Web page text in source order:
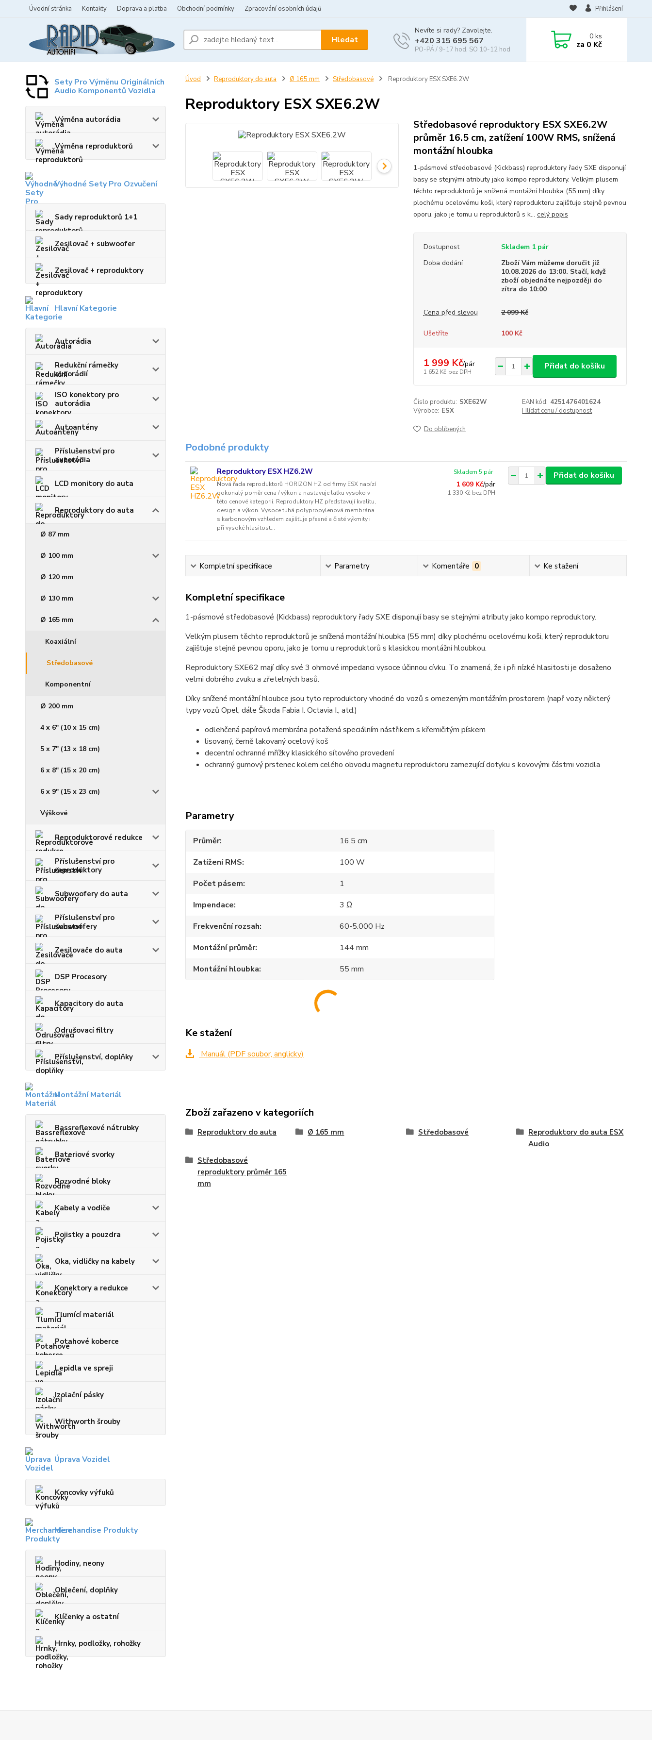
Úvodní stránka Kontakty Doprava a platba Obchodní podmínky Zpracování osobních údajů Přihlášení
Hledat
Nevíte si rady? Zavolejte.
+420 315 695 567
PO-PÁ / 9-17 hod, SO 10-12 hod
0ks
za 0 Kč
Sety Pro Výměnu Originálních
Audio Komponentů Vozidla
Výměna autorádia
Výměna reproduktorů
Výhodné Sety Pro Ozvučení
Sady reproduktorů 1+1
Zesilovač + subwoofer
Zesilovač + reproduktory
Hlavní Kategorie
Autorádia
Redukční rámečky
autorádií
ISO konektory pro
autorádia
Autoantény
Příslušenství pro
autorádia
LCD monitory do auta
Reproduktory do auta
Ø 87 mm
Ø 100 mm
Ø 120 mm
Ø 130 mm
Ø 165 mm
Koaxiální
Středobasové
Komponentní
Ø 200 mm
4 x 6" (10 x 15 cm)
5 x 7" (13 x 18 cm)
6 x 8" (15 x 20 cm)
6 x 9" (15 x 23 cm)
Výškové
Reproduktorové redukce
Příslušenství pro
reproduktory
Subwoofery do auta
Příslušenství pro
subwoofery
Zesilovače do auta
DSP Procesory
Kapacitory do auta
Odrušovací filtry
Příslušenství, doplňky
Montážní Materiál
Bassreflexové nátrubky
Bateriové svorky
Rozvodné bloky
Kabely a vodiče
Pojistky a pouzdra
Oka, vidličky na kabely
Konektory a redukce
Tlumící materiál
Potahové koberce
Lepidla ve spreji
Izolační pásky
Withworth šrouby
Úprava Vozidel
Koncovky výfuků
Merchandise Produkty
Hodiny, neony
Oblečení, doplňky
Klíčenky a ostatní
Hrnky, podložky, rohožky
Úvod Reproduktory do auta Ø 165 mm Středobasové Reproduktory ESX SXE6.2W
Reproduktory ESX SXE6.2W
Středobasové reproduktory ESX SXE6.2W
průměr 16.5 cm, zatížení 100W RMS, snížená
montážní hloubka
1-pásmové středobasové (Kickbass) reproduktory řady SXE disponují
basy se stejnými atributy jako kompo reproduktory. Velkým plusem
těchto reproduktorů je snížená montážní hloubka (55 mm) díky
plochému ocelovému koši, který reproduktoru zajišťuje stejně pevnou
oporu, jako je tomu u reproduktorů s k... celý popis
Dostupnost
Skladem 1 pár
Doba dodání
Zboží Vám můžeme doručit již
10.08.2026 do 13:00. Stačí, když
zboží objednáte nejpozději do
zítra do 10:00
Cena před slevou 2 099 Kč
Ušetříte 100 Kč
1 999 Kč/pár
1 652 Kč bez DPH
Přidat do košíku
Číslo produktu: SXE62W EAN kód: 4251476401624
Výrobce: ESX Hlídat cenu / dostupnost
Do oblíbených
Podobné produkty
Reproduktory ESX HZ6.2W
Nová řada reproduktorů HORIZON HZ od firmy ESX nabízí
dokonalý poměr cena / výkon a nastavuje laťku vysoko v
této cenové kategorii. Reproduktory HZ představují kvalitu,
design a výkon. Vysoce tuhá polypropylenová membrána
s karbonovým vzhledem zajišťuje přesné a čisté výkmity i
při vysoké hlasitost...
1 609 Kč/pár
1 330 Kč bez DPH
Skladem 5 pár Přidat do košíku
Kompletní specifikace Parametry Komentáře 0 Ke stažení
Kompletní specifikace
1-pásmové středobasové (Kickbass) reproduktory řady SXE disponují basy se stejnými atributy jako kompo reproduktory.
Velkým plusem těchto reproduktorů je snížená montážní hloubka (55 mm) díky plochému ocelovému koši, který reproduktoru
zajišťuje stejně pevnou oporu, jako je tomu u reproduktorů s klasickou montážní hloubkou.
Reproduktory SXE62 mají díky své 3 ohmové impedanci vysoce účinnou cívku. To znamená, že i při nízké hlasitosti je dosaženo
velmi dobrého zvuku a zřetelných basů.
Díky snížené montážní hloubce jsou tyto reproduktory vhodné do vozů s omezeným montážním prostorem (např vozy některý
typy vozů Opel, dále Škoda Fabia I. Octavia I., atd.)
odlehčená papírová membrána potažená speciálním nástřikem s křemičitým pískem
lisovaný, černě lakovaný ocelový koš
decentní ochranné mřížky klasického sítového provedení
ochranný gumový prstenec kolem celého obvodu magnetu reproduktoru zamezující dotyku s kovovými částmi vozidla
Parametry
Průměr
16.5 cm
Zatížení RMS
100 W
Počet pásem
1
Impendace
3 Ω
Frekvenční rozsah
60-5.000 Hz
Montážní průměr
144 mm
Montážní hloubka
55 mm
Ke stažení
Manuál (PDF soubor, anglicky)
Zboží zařazeno v kategoriích
Reproduktory do auta Ø 165 mm Středobasové
Reproduktory do auta ESX
Audio
Středobasové
reproduktory průměr 165
mm